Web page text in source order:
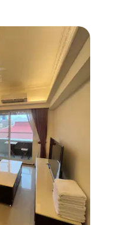
（滿分 5 分）